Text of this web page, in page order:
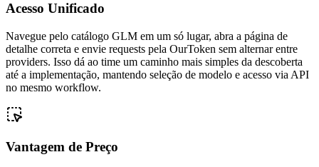
Acesso Unificado
Navegue pelo catálogo GLM em um só lugar, abra a página de
detalhe correta e envie requests pela OurToken sem alternar entre
providers. Isso dá ao time um caminho mais simples da descoberta
até a implementação, mantendo seleção de modelo e acesso via API
no mesmo workflow.
Vantagem de Preço